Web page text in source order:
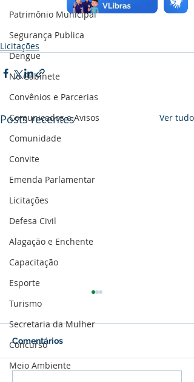
Patrimônio Municipal
Segurança Publica
Dengue
No Gabinete
Convênios e Parcerias
Comunicados e Avisos
Comunidade
Convite
Emenda Parlamentar
Licitações
Defesa Civil
Alagação e Enchente
Capacitação
Esporte
Turismo
Secretaria da Mulher
Concurso
Meio Ambiente
Licitações
Posts recentes Ver tudo
Comentários